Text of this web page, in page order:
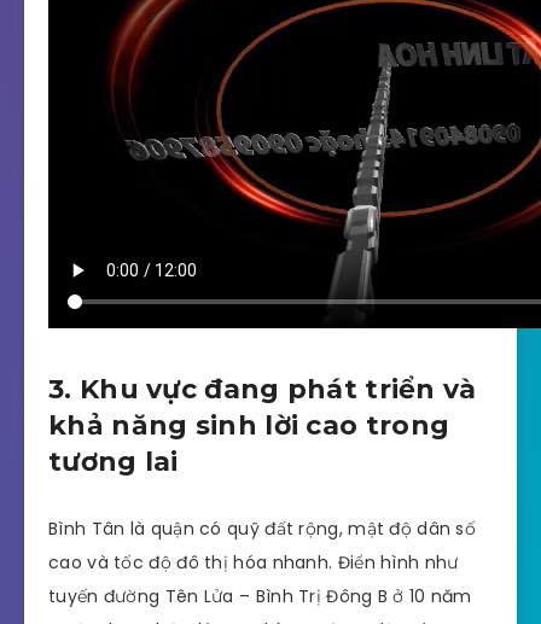
3. Khu vực đang phát triển và
khả năng sinh lời cao trong
tương lai
Bình Tân là quận có quỹ đất rộng, mật độ dân số
cao và tốc độ đô thị hóa nhanh. Điển hình như
tuyến đường Tên Lửa – Bình Trị Đông B ở 10 năm